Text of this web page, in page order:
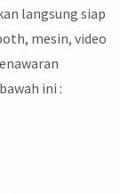
langsung siap
mesin, video
ini :